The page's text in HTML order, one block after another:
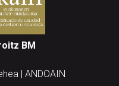
BM
| ANDOAIN